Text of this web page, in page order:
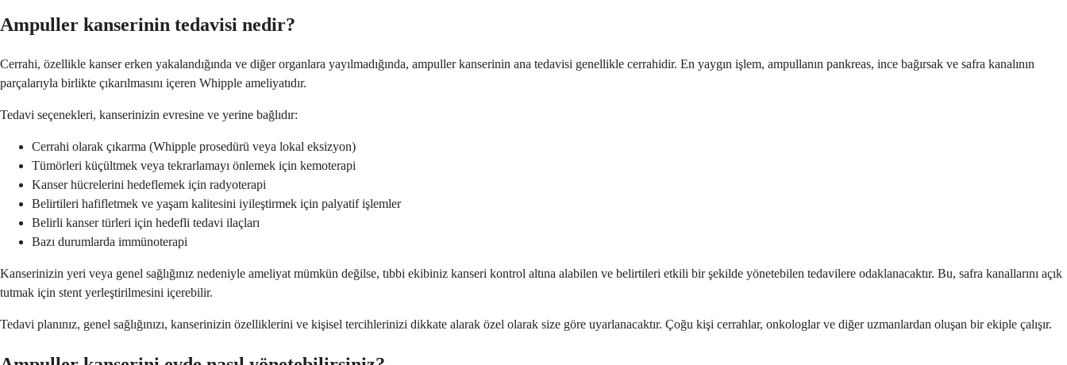
Ampuller kanserinin tedavisi nedir?
Cerrahi, özellikle kanser erken yakalandığında ve diğer organlara yayılmadığında, ampuller kanserinin ana tedavisi genellikle cerrahidir. En yaygın işlem, ampullanın pankreas, ince bağırsak ve safra kanalının
parçalarıyla birlikte çıkarılmasını içeren Whipple ameliyatıdır.
Tedavi seçenekleri, kanserinizin evresine ve yerine bağlıdır:
Cerrahi olarak çıkarma (Whipple prosedürü veya lokal eksizyon)
Tümörleri küçültmek veya tekrarlamayı önlemek için kemoterapi
Kanser hücrelerini hedeflemek için radyoterapi
Belirtileri hafifletmek ve yaşam kalitesini iyileştirmek için palyatif işlemler
Belirli kanser türleri için hedefli tedavi ilaçları
Bazı durumlarda immünoterapi
Kanserinizin yeri veya genel sağlığınız nedeniyle ameliyat mümkün değilse, tıbbi ekibiniz kanseri kontrol altına alabilen ve belirtileri etkili bir şekilde yönetebilen tedavilere odaklanacaktır. Bu, safra kanallarını açık
tutmak için stent yerleştirilmesini içerebilir.
Tedavi planınız, genel sağlığınızı, kanserinizin özelliklerini ve kişisel tercihlerinizi dikkate alarak özel olarak size göre uyarlanacaktır. Çoğu kişi cerrahlar, onkologlar ve diğer uzmanlardan oluşan bir ekiple çalışır.